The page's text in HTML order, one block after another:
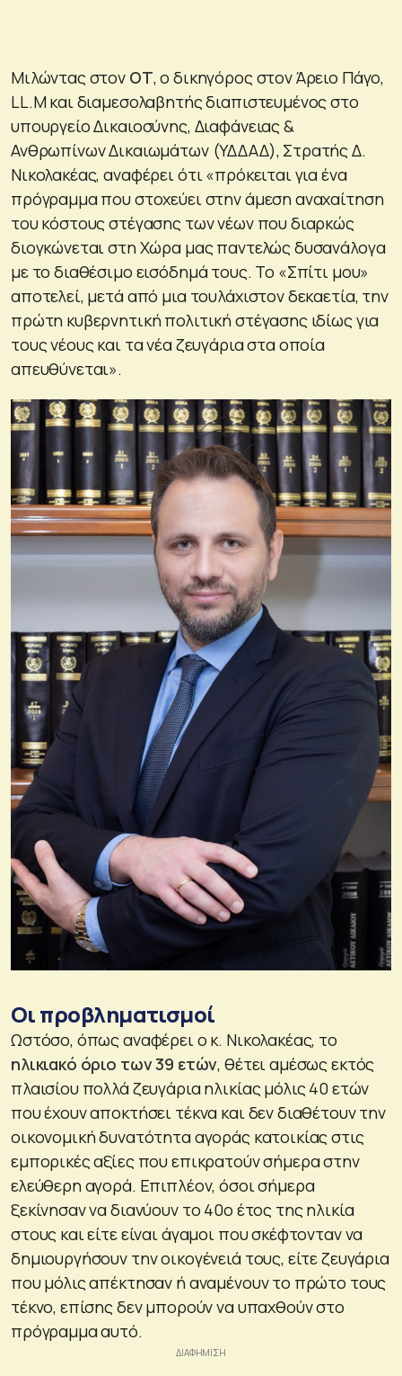
Μιλώντας στον ΟΤ, ο δικηγόρος στον Άρειο Πάγο,
LL.M και διαμεσολαβητής διαπιστευμένος στο
υπουργείο Δικαιοσύνης, Διαφάνειας &
Ανθρωπίνων Δικαιωμάτων (ΥΔΔΑΔ), Στρατής Δ.
Νικολακέας, αναφέρει ότι «πρόκειται για ένα
πρόγραμμα που στοχεύει στην άμεση αναχαίτηση
του κόστους στέγασης των νέων που διαρκώς
διογκώνεται στη Χώρα μας παντελώς δυσανάλογα
με το διαθέσιμο εισόδημά τους. Το «Σπίτι μου»
αποτελεί, μετά από μια τουλάχιστον δεκαετία, την
πρώτη κυβερνητική πολιτική στέγασης ιδίως για
τους νέους και τα νέα ζευγάρια στα οποία
απευθύνεται».
Οι προβληματισμοί
Ωστόσο, όπως αναφέρει ο κ. Νικολακέας, το
ηλικιακό όριο των 39 ετών, θέτει αμέσως εκτός
πλαισίου πολλά ζευγάρια ηλικίας μόλις 40 ετών
που έχουν αποκτήσει τέκνα και δεν διαθέτουν την
οικονομική δυνατότητα αγοράς κατοικίας στις
εμπορικές αξίες που επικρατούν σήμερα στην
ελεύθερη αγορά. Επιπλέον, όσοι σήμερα
ξεκίνησαν να διανύουν το 40ο έτος της ηλικία
στους και είτε είναι άγαμοι που σκέφτονταν να
δημιουργήσουν την οικογένειά τους, είτε ζευγάρια
που μόλις απέκτησαν ή αναμένουν το πρώτο τους
τέκνο, επίσης δεν μπορούν να υπαχθούν στο
πρόγραμμα αυτό.